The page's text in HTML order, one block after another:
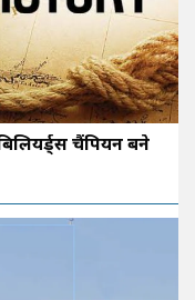
चैंपियन बने